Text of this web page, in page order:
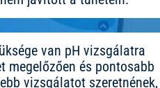
van pH vizsgálatra
megelőzően és pontosabb
vizsgálatot szeretnének,